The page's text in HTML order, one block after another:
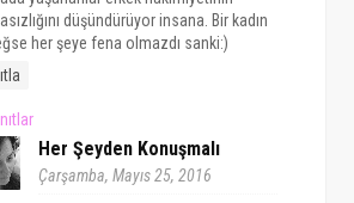
düşündürüyor insana. Bir kadın
her şeye fena olmazdı sanki:)
Her Şeyden Konuşmalı
Çarşamba, Mayıs 25, 2016